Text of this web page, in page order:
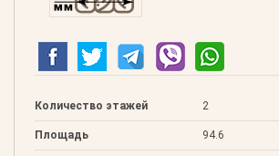
Количество этажей 2
Площадь 94.6